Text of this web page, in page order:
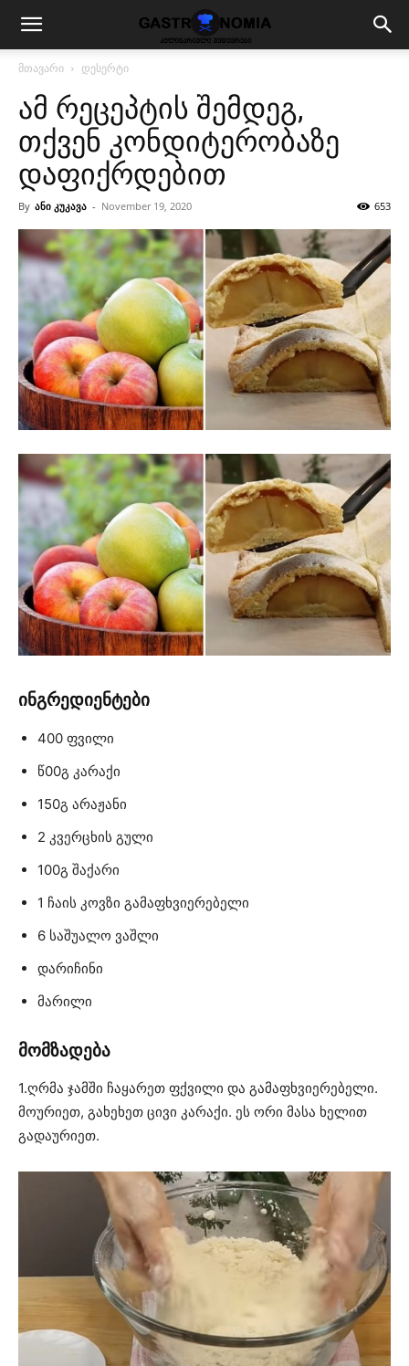
მთავარი დესერტი
ამ რეცეპტის შემდეგ,
თქვენ კონდიტერობაზე
დაფიქრდებით
By ანი კუკავა - November 19, 2020 653
ინგრედიენტები
400 ფვილი
წ00გ კარაქი
150გ არაჟანი
2 კვერცხის გული
100გ შაქარი
1 ჩაის კოვზი გამაფხვიერებელი
6 საშუალო ვაშლი
დარიჩინი
მარილი
მომზადება
1.ღრმა ჯამში ჩაყარეთ ფქვილი და გამაფხვიერებელი.
მოურიეთ, გახეხეთ ცივი კარაქი. ეს ორი მასა ხელით
გადაურიეთ.